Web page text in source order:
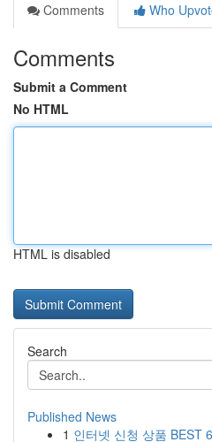
Comments
Who
Comments
Submit a Comment
No HTML
HTML is disabled
Search
Published News
1 인터넷 신청 상품 BEST 6